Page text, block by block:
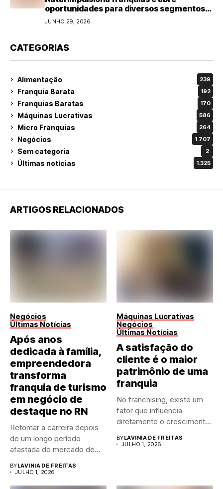
oportunidades para diversos segmentos
do varejo
JUNHO 29, 2026
CATEGORIAS
Alimentação 239
Franquia Barata 192
Franquias Baratas 170
Máquinas Lucrativas 586
Micro Franquias 264
Negócios 1.707
Sem categoria 2
Últimas notícias 1.325
ARTIGOS RELACIONADOS
Negócios
Últimas Notícias
Após anos
dedicada à família,
empreendedora
transforma
franquia de turismo
em negócio de
destaque no RN
Retomar a carreira depois
de um longo período
afastada do mercado de...
BYLAVINIA DE FREITAS
JULHO 1, 2026
Máquinas Lucrativas
Negócios
Últimas Notícias
A satisfação do
cliente é o maior
patrimônio de uma
franquia
No franchising, existe um
fator que influencia
diretamente o crescimento
BYLAVINIA DE FREITAS
JULHO 1, 2026